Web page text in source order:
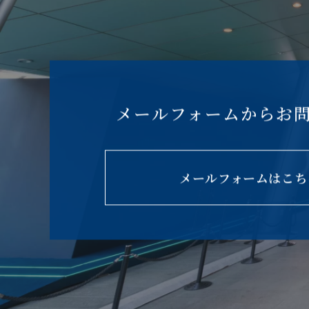
メールフォームからお
メールフォームはこ